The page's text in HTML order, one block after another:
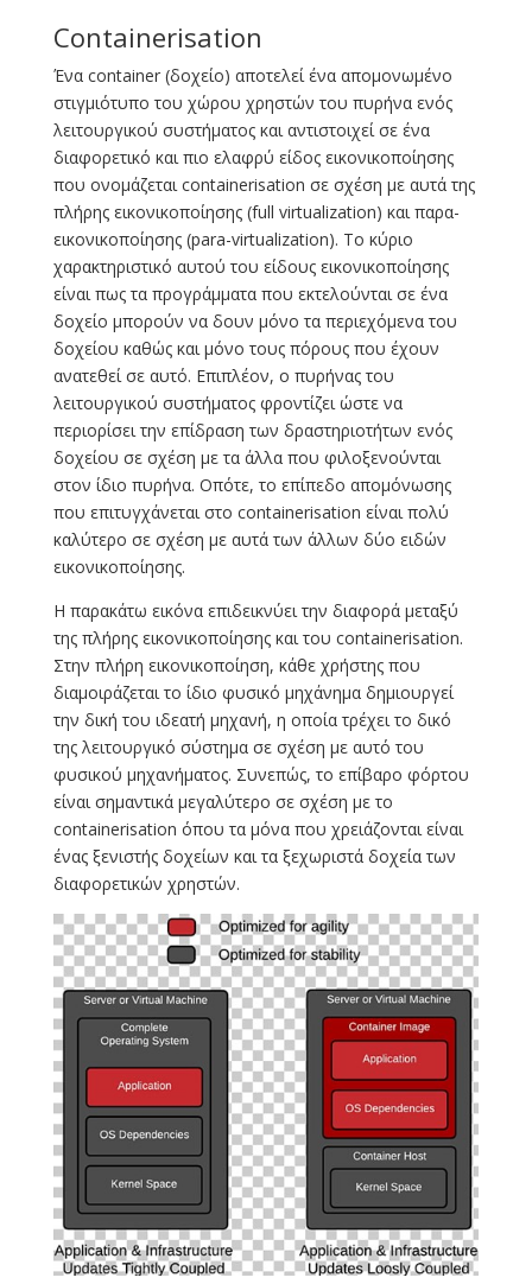
Containerisation
Ένα container (δοχείο) αποτελεί ένα απομονωμένο
στιγμιότυπο του χώρου χρηστών του πυρήνα ενός
λειτουργικού συστήματος και αντιστοιχεί σε ένα
διαφορετικό και πιο ελαφρύ είδος εικονικοποίησης
που ονομάζεται containerisation σε σχέση με αυτά της
πλήρης εικονικοποίησης (full virtualization) και παρα-
εικονικοποίησης (para-virtualization). Το κύριο
χαρακτηριστικό αυτού του είδους εικονικοποίησης
είναι πως τα προγράμματα που εκτελούνται σε ένα
δοχείο μπορούν να δουν μόνο τα περιεχόμενα του
δοχείου καθώς και μόνο τους πόρους που έχουν
ανατεθεί σε αυτό. Επιπλέον, ο πυρήνας του
λειτουργικού συστήματος φροντίζει ώστε να
περιορίσει την επίδραση των δραστηριοτήτων ενός
δοχείου σε σχέση με τα άλλα που φιλοξενούνται
στον ίδιο πυρήνα. Οπότε, το επίπεδο απομόνωσης
που επιτυγχάνεται στο containerisation είναι πολύ
καλύτερο σε σχέση με αυτά των άλλων δύο ειδών
εικονικοποίησης.
Η παρακάτω εικόνα επιδεικνύει την διαφορά μεταξύ
της πλήρης εικονικοποίησης και του containerisation.
Στην πλήρη εικονικοποίηση, κάθε χρήστης που
διαμοιράζεται το ίδιο φυσικό μηχάνημα δημιουργεί
την δική του ιδεατή μηχανή, η οποία τρέχει το δικό
της λειτουργικό σύστημα σε σχέση με αυτό του
φυσικού μηχανήματος. Συνεπώς, το επίβαρο φόρτου
είναι σημαντικά μεγαλύτερο σε σχέση με το
containerisation όπου τα μόνα που χρειάζονται είναι
ένας ξενιστής δοχείων και τα ξεχωριστά δοχεία των
διαφορετικών χρηστών.